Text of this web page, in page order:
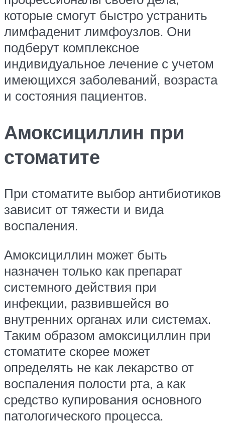
которые смогут быстро устранить
лимфаденит лимфоузлов. Они
подберут комплексное
индивидуальное лечение с учетом
имеющихся заболеваний, возраста
и состояния пациентов.
Амоксициллин при
стоматите
При стоматите выбор антибиотиков
зависит от тяжести и вида
воспаления.
Амоксициллин может быть
назначен только как препарат
системного действия при
инфекции, развившейся во
внутренних органах или системах.
Таким образом амоксициллин при
стоматите скорее может
определять не как лекарство от
воспаления полости рта, а как
средство купирования основного
патологического процесса.